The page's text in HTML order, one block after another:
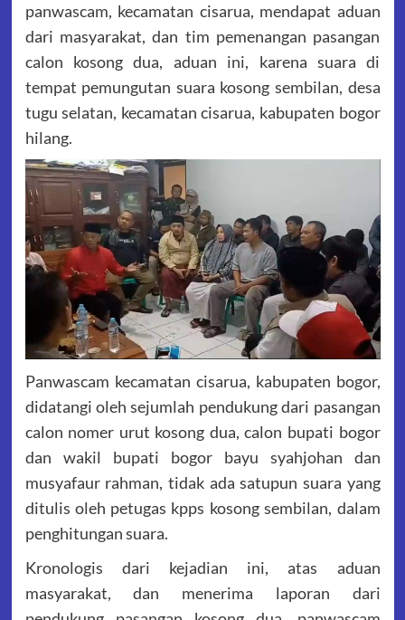
panwascam, kecamatan cisarua, mendapat aduan
dari masyarakat, dan tim pemenangan pasangan
calon kosong dua, aduan ini, karena suara di
tempat pemungutan suara kosong sembilan, desa
tugu selatan, kecamatan cisarua, kabupaten bogor
hilang.
Panwascam kecamatan cisarua, kabupaten bogor,
didatangi oleh sejumlah pendukung dari pasangan
calon nomer urut kosong dua, calon bupati bogor
dan wakil bupati bogor bayu syahjohan dan
musyafaur rahman, tidak ada satupun suara yang
ditulis oleh petugas kpps kosong sembilan, dalam
penghitungan suara.
Kronologis dari kejadian ini, atas aduan
masyarakat, dan menerima laporan dari